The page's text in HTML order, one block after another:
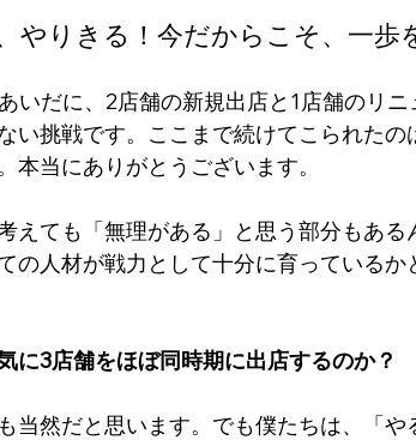
やりきる！今だからこそ、一歩
いだに、2店舗の新規出店と1店舗のリ
い挑戦です。ここまで続けてこられた
本当にありがとうございます。
えても「無理がある」と思う部分もあ
の人材が戦力として十分に育っている
に3店舗をほぼ同時期に出店するのか？
当然だと思います。でも僕たちは、「